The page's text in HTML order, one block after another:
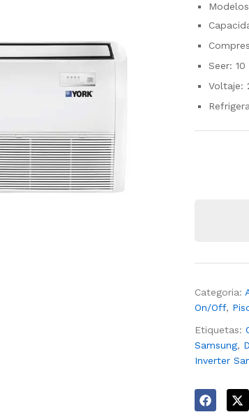
Seer: 10
Voltaje:
Categoria:
On/Off,
Etiquetas:
Samsung,
Inverter